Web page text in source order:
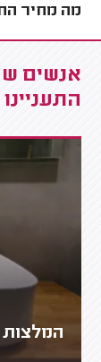
מה מחיר
אנשים
המלצות